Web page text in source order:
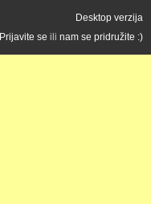
Desktop verzija
Prijavite se ili nam se pridružite :)